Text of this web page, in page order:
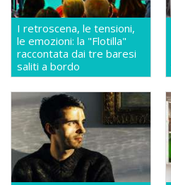
I retroscena, le tensioni,
le emozioni: la "Flotilla"
raccontata dai tre baresi
saliti a bordo